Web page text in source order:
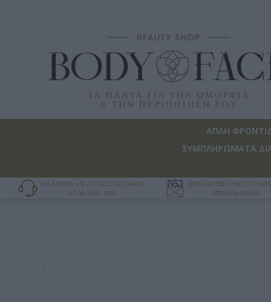
ΑΠΛΗ
ΣΥΜΠΛΗΡΩΜΑΤΑ
ΤΗΛ. ΚΕΝΤΡΟ: + 30 211 182 2274 | ΩΡΑΡΙΟ:
ΔΕ-ΠΑ 10:00 -18:00
EXTRA ΕΚΠΤΩΣΗ 10% ΣΕ
ΠΡΟΪΟΝΤΑ-BRANDS